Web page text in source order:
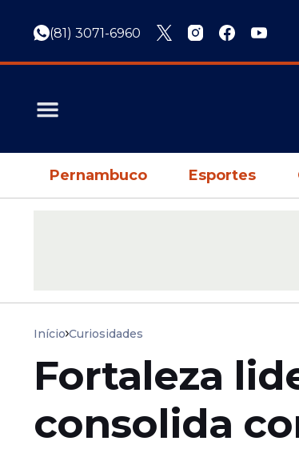
(81) 3071-6960
Pernambuco Esportes
Início Curiosidades
Fortaleza
consolida